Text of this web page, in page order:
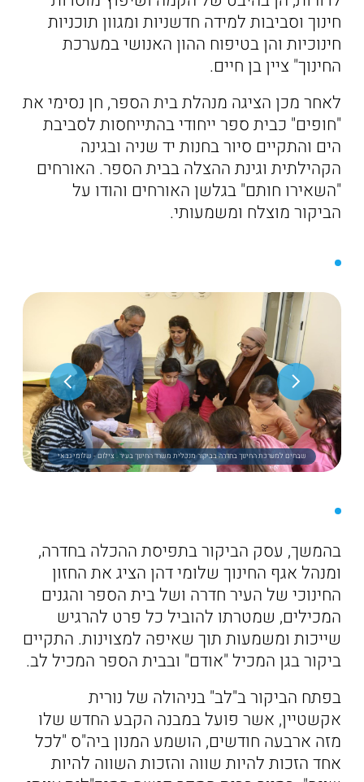
חינוך וסביבות למידה חדשניות ומגוון תוכניות
חינוכיות והן בטיפוח ההון האנושי במערכת
החינוך" ציין בן חיים.
לאחר מכן הציגה מנהלת בית הספר, חן נסימי את
"חופים" כבית ספר ייחודי בהתייחסות לסביבת
הים והתקיים סיור בחנות יד שניה ובגינה
הקהילתית וגינת ההצלה בבית הספר. האורחים
"השאירו חותם" בגלשן האורחים והודו על
הביקור מוצלח ומשמעותי.
שבחים למערכת החינוך בחדרה בביקור מנכלית משרד החינוך בעיר . צילום - שלומי גבאי
בהמשך, עסק הביקור בתפיסת ההכלה בחדרה,
ומנהל אגף החינוך שלומי דהן הציג את החזון
החינוכי של העיר חדרה ושל בית הספר והגנים
המכילים, שמטרתו להוביל כל פרט להרגיש
שייכות ומשמעות תוך שאיפה למצוינות. התקיים
ביקור בגן המכיל "אודם" ובבית הספר המכיל לב.
בפתח הביקור ב"לב" בניהולה של נורית
אקשטיין, אשר פועל במבנה הקבע החדש שלו
מזה ארבעה חודשים, הושמע המנון ביה"ס "לכל
אחד הזכות להיות שווה והזכות השווה להיות